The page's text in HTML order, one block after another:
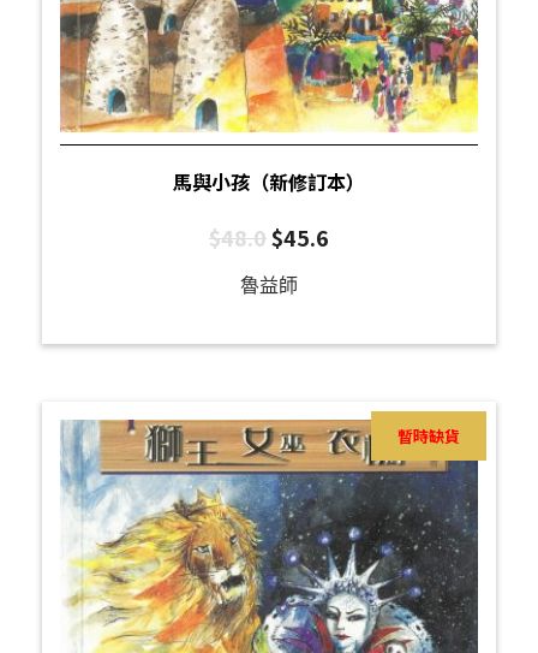
馬與小孩（新修訂本）
$48.0$45.6
魯益師
暫時缺貨